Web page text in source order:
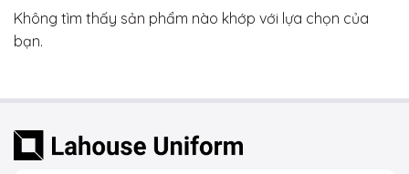
Không tìm thấy sản phẩm nào khớp với lựa chọn của
bạn.